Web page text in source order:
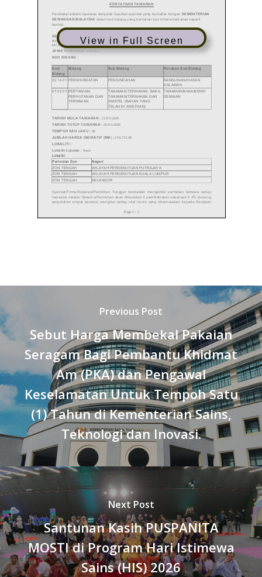
View in Full Screen
Previous Post
Sebut Harga Membekal Pakaian
Seragam Bagi Pembantu Khidmat
Am (PKA) dan Pengawal
Keselamatan Untuk Tempoh Satu
(1) Tahun di Kementerian Sains,
Teknologi dan Inovasi.
Next Post
Santunan Kasih PUSPANITA
MOSTI di Program Hari Istimewa
Sains (HIS) 2026